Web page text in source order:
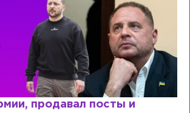
за мужа, но опять флиртует с